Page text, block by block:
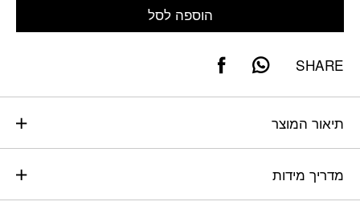
הוספה לסל
SHARE
תיאור המוצר
מדריך מידות